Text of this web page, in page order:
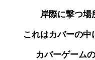
岸際に撃つ場
これはカバーの中
カバーゲーム